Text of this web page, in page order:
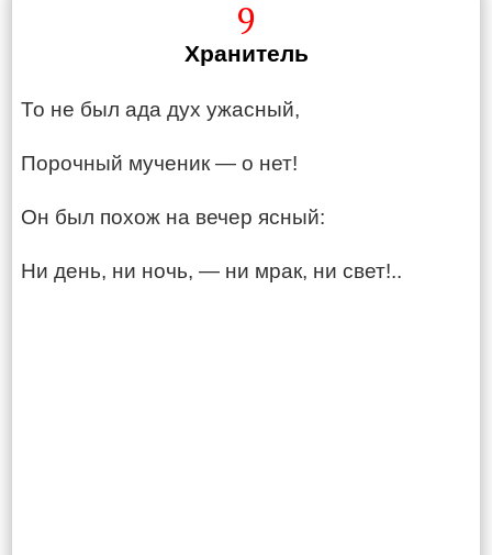
9
Хранитель
То не был ада дух ужасный,
Порочный мученик — о нет!
Он был похож на вечер ясный:
Ни день, ни ночь, — ни мрак, ни свет!..